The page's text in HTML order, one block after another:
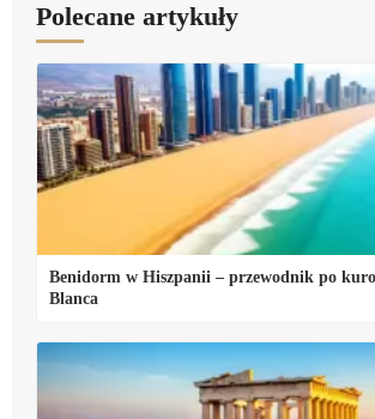
Polecane artykuły
Benidorm w Hiszpanii – przewodnik po
Blanca